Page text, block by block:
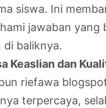
siswa. Ini
jawaban yang
di baliknya.
Keaslian dan
riefawa
terpercaya,